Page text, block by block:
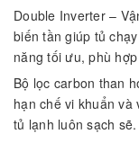
Double Inverter –
biến tần giúp tủ
năng tối ưu, phù
Bộ lọc carbon than
hạn chế vi khuẩn
tủ lạnh luôn sạch sẽ.